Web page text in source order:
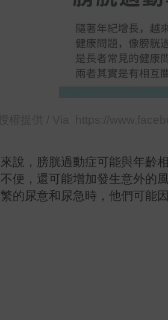
說，膀胱過動症可能與年齡
便，還可能增加發生意外的
的尿意和尿急時，他們可能